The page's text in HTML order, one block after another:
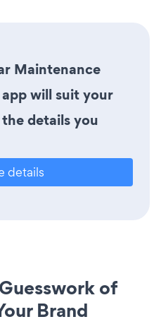
Maintenance
will suit your
details you
details
of
Brand